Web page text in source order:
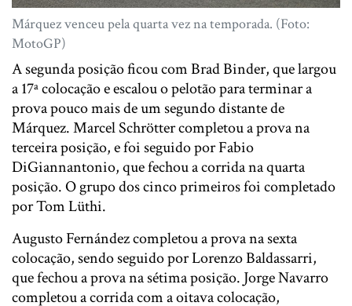
Márquez venceu pela quarta vez na temporada. (Foto:
MotoGP)
A segunda posição ficou com Brad Binder, que largou
a 17ª colocação e escalou o pelotão para terminar a
prova pouco mais de um segundo distante de
Márquez. Marcel Schrötter completou a prova na
terceira posição, e foi seguido por Fabio
DiGiannantonio, que fechou a corrida na quarta
posição. O grupo dos cinco primeiros foi completado
por Tom Lüthi.
Augusto Fernández completou a prova na sexta
colocação, sendo seguido por Lorenzo Baldassarri,
que fechou a prova na sétima posição. Jorge Navarro
completou a corrida com a oitava colocação,